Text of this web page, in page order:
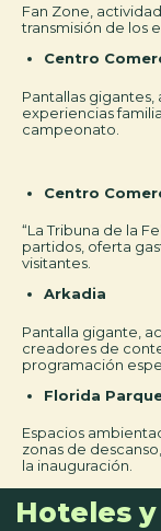
Centro
“La Tribuna de la
partidos, oferta
visitantes.
Arkadia
Pantalla gigante,
creadores de
programación
Florida
Espacios
zonas de
la inauguración.
Fan Zone,
transmisión de los
Centro
Pantallas
experiencias
campeonato.
Hoteles